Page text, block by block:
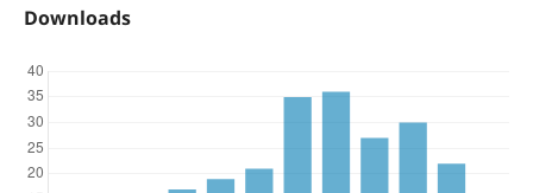
Downloads